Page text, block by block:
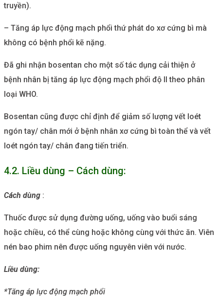
truyền).
– Tăng áp lực động mạch phổi thứ phát do xơ cứng bì mà
không có bệnh phổi kẽ nặng.
Đã ghi nhận bosentan cho một số tác dụng cải thiện ở
bệnh nhân bị tăng áp lực động mạch phổi độ II theo phân
loại WHO.
Bosentan cũng được chỉ định để giảm số lượng vết loét
ngón tay/ chân mới ở bệnh nhân xơ cứng bì toàn thể và vết
loét ngón tay/ chân đang tiến triển.
4.2. Liều dùng – Cách dùng:
Cách dùng :
Thuốc được sử dụng đường uống, uống vào buổi sáng
hoặc chiều, có thể cùng hoặc không cùng với thức ăn. Viên
nén bao phim nên được uống nguyên viên với nước.
Liều dùng:
*Tăng áp lực động mạch phổi